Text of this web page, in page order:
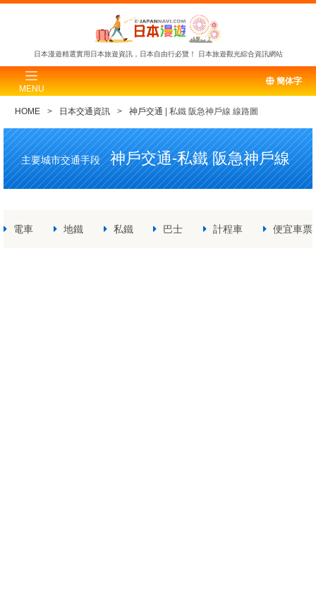
日本漫遊精選實用日本旅遊資訊，日本自由行必覽！ 日本旅遊觀光綜合資訊網站
MENU
簡体字
HOME 日本交通資訊 神戶交通 | 私鐵 阪急神戶線 線路圖
主要城市交通手段神戶交通-私鐵 阪急神戶線
電車 地鐵 私鐵 巴士 計程車 便宜車票